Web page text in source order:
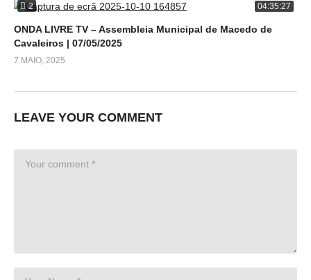
2 04:35:27
ONDA LIVRE TV – Assembleia Municipal de Macedo de
Cavaleiros | 07/05/2025
7 MAIO, 2025
LEAVE YOUR COMMENT